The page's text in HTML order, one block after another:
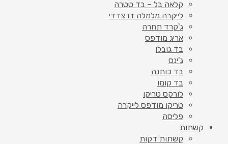
קלאה בל – בד טטרה
לייקרה מלמלה דו צדדי
ג'קרד תחרה
אריג מודפס
בד גובלן
ג'ינס
בד כותנה
בד קומו
לורקס טריקו
טריקו מודפס לייקרה
פליסה
קשתות
קשתות דקות